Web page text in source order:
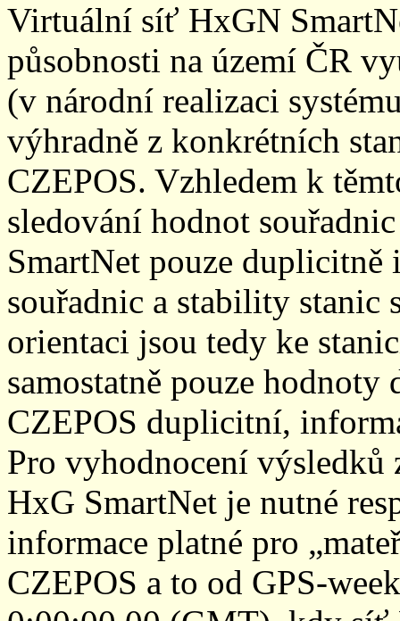
Virtuální síť HxGN
působnosti na území ČR
(v národní realizaci
výhradně z konkrétních
CZEPOS. Vzhledem k
sledování hodnot
SmartNet pouze
souřadnic a stability stanic
orientaci jsou tedy ke
samostatně pouze
CZEPOS duplicitní,
Pro vyhodnocení
HxG SmartNet je nutné
informace platné pro
CZEPOS a to od GPS-